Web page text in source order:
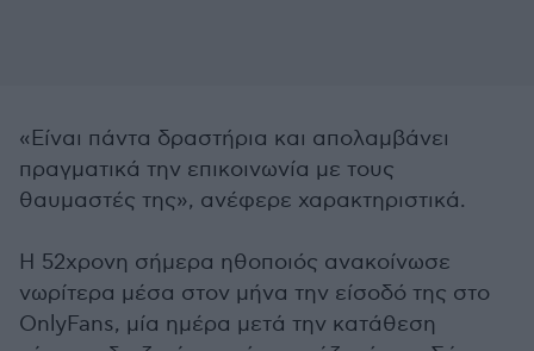
«Είναι πάντα δραστήρια και απολαμβάνει
πραγματικά την επικοινωνία με τους
θαυμαστές της», ανέφερε χαρακτηριστικά.
Η 52χρονη σήμερα ηθοποιός ανακοίνωσε
νωρίτερα μέσα στον μήνα την είσοδό της στο
OnlyFans, μία ημέρα μετά την κατάθεση